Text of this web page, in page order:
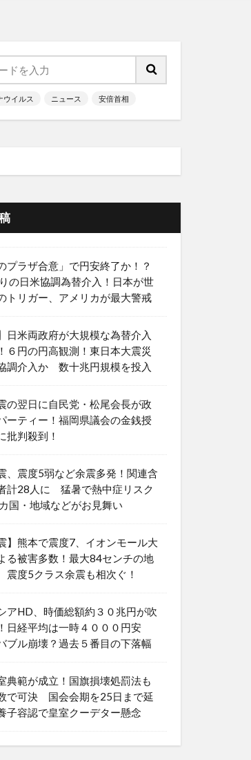
ウイルス ニュース 安倍首相
プラザ合意」で円安終了か！？
の日米協調為替介入！日本が世
トリガー、アメリカが最大警戒
日米両政府が大規模な為替介入
６円の円高観測！東日本大震災
調介入か 数十兆円規模を投入
の翌日に自民党・松尾会長が政
ーティー！福岡県議会の金銭授
批判殺到！
、震度5弱など余震多発！関連含
計28人に 猛暑で熱中症リスク
国・地域などがお見舞い
】熊本で震度7、イオンモール大
る被害多数！最大84センチの地
度5クラス余震も相次ぐ！
アHD、時価総額約３０兆円が吹
日経平均は一時４０００円安
ブル崩壊？過去５番目の下落幅
典範が成立！国旗損壊処罰法も
で可決 国会会期を25日まで延
容認で皇室クーデター懸念